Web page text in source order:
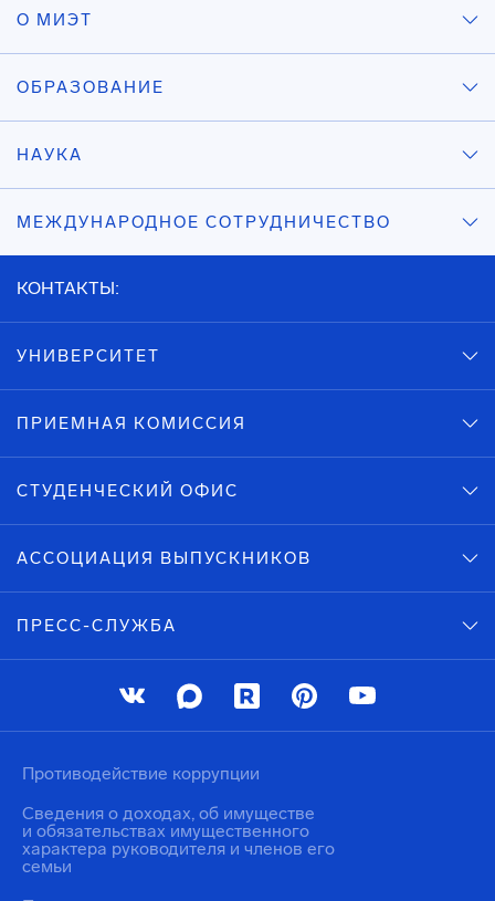
О МИЭТ
ОБРАЗОВАНИЕ
НАУКА
МЕЖДУНАРОДНОЕ СОТРУДНИЧЕСТВО
КОНТАКТЫ:
УНИВЕРСИТЕТ
ПРИЕМНАЯ КОМИССИЯ
СТУДЕНЧЕСКИЙ ОФИС
АССОЦИАЦИЯ ВЫПУСКНИКОВ
ПРЕСС-СЛУЖБА
Противодействие коррупции
Сведения о доходах, об имуществе
и обязательствах имущественного
характера руководителя и членов его
семьи